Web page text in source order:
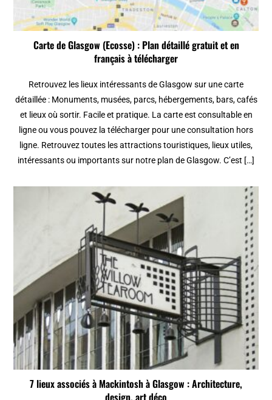
Carte de Glasgow (Ecosse) : Plan détaillé gratuit et en
français à télécharger
Retrouvez les lieux intéressants de Glasgow sur une carte
détaillée : Monuments, musées, parcs, hébergements, bars, cafés
et lieux où sortir. Facile et pratique. La carte est consultable en
ligne ou vous pouvez la télécharger pour une consultation hors
ligne. Retrouvez toutes les attractions touristiques, lieux utiles,
intéressants ou importants sur notre plan de Glasgow. C’est […]
7 lieux associés à Mackintosh à Glasgow : Architecture,